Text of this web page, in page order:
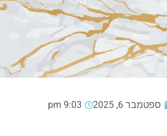
ספטמבר 6, 2025 9:03 pm